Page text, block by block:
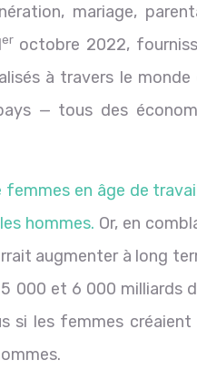
mariage,
eroctobre 2022,
à travers le
pays — tous des
femmes en âge de
hommes. Or, en
augmenter à long
000 et 6 000 milliards
si les femmes